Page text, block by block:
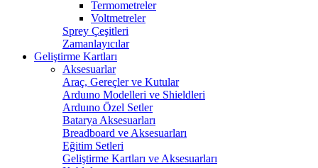
Termometreler
Voltmetreler
Sprey Çeşitleri
Zamanlayıcılar
Geliştirme Kartları
Aksesuarlar
Araç, Gereçler ve Kutular
Arduıno Modelleri ve Shieldleri
Arduıno Özel Setler
Batarya Aksesuarları
Breadboard ve Aksesuarları
Eğitim Setleri
Geliştirme Kartları ve Aksesuarları